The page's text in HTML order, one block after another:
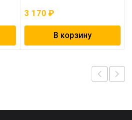
3 170₽
В корзину